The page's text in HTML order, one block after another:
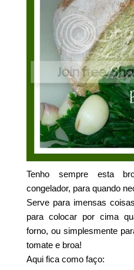
Tenho sempre esta
congelador, para quando
Serve para imensas
para colocar por cima
forno, ou simplesmente
tomate e broa!
Aqui fica como faço: